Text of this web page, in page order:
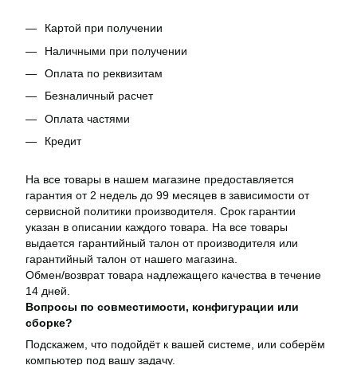
Картой при получении
Наличными при получении
Оплата по реквизитам
Безналичный расчет
Оплата частями
Кредит
На все товары в нашем магазине предоставляется
гарантия от 2 недель до 99 месяцев в зависимости от
сервисной политики производителя. Срок гарантии
указан в описании каждого товара. На все товары
выдается гарантийный талон от производителя или
гарантийный талон от нашего магазина.
Обмен/возврат товара надлежащего качества в течение
14 дней.
Вопросы по совместимости, конфигурации или
сборке?
Подскажем, что подойдёт к вашей системе, или соберём
компьютер под вашу задачу.